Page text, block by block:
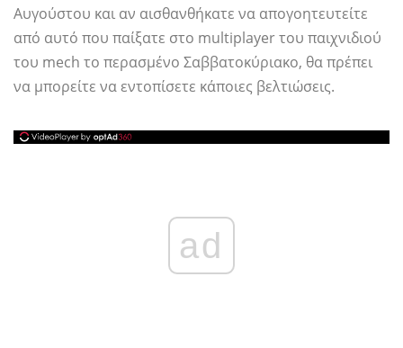
Αυγούστου και αν αισθανθήκατε να απογοητευτείτε
από αυτό που παίξατε στο multiplayer του παιχνιδιού
του mech το περασμένο Σαββατοκύριακο, θα πρέπει
να μπορείτε να εντοπίσετε κάποιες βελτιώσεις.
ad